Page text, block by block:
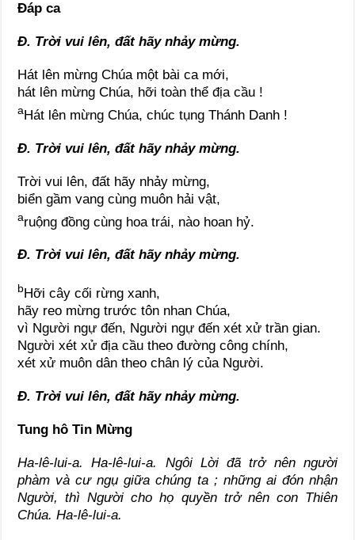
Đáp ca
Đ. Trời vui lên, đất hãy nhảy mừng.
Hát lên mừng Chúa một bài ca mới,
hát lên mừng Chúa, hỡi toàn thể địa cầu !
aHát lên mừng Chúa, chúc tụng Thánh Danh !
Đ. Trời vui lên, đất hãy nhảy mừng.
Trời vui lên, đất hãy nhảy mừng,
biển gầm vang cùng muôn hải vật,
aruộng đồng cùng hoa trái, nào hoan hỷ.
Đ. Trời vui lên, đất hãy nhảy mừng.
bHỡi cây cối rừng xanh,
hãy reo mừng trước tôn nhan Chúa,
vì Người ngự đến, Người ngự đến xét xử trần gian.
Người xét xử địa cầu theo đường công chính,
xét xử muôn dân theo chân lý của Người.
Đ. Trời vui lên, đất hãy nhảy mừng.
Tung hô Tin Mừng
Ha-lê-lui-a. Ha-lê-lui-a. Ngôi Lời đã trở nên người
phàm và cư ngụ giữa chúng ta ; những ai đón nhận
Người, thì Người cho họ quyền trở nên con Thiên
Chúa. Ha-lê-lui-a.